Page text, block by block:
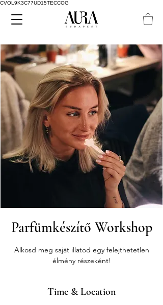
CVOL9K3C77UD15TECCOG
Parfümkészítő Workshop
Alkosd meg saját illatod egy felejthetetlen
élmény részeként!
Time & Location